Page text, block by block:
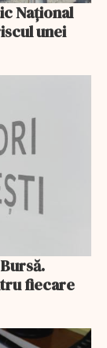
Național
unei
fiecare